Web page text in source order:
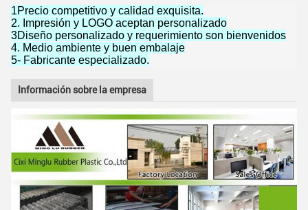
1Precio competitivo y calidad exquisita.
2. Impresión y LOGO aceptan personalizado
3Diseño personalizado y requerimiento son bienvenidos
4. Medio ambiente y buen embalaje
5- Fabricante especializado.
Información sobre la empresa